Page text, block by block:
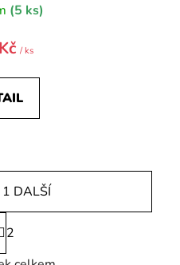
(5 ks)
/ ks
O
DALŠÍ
S
t
r
2